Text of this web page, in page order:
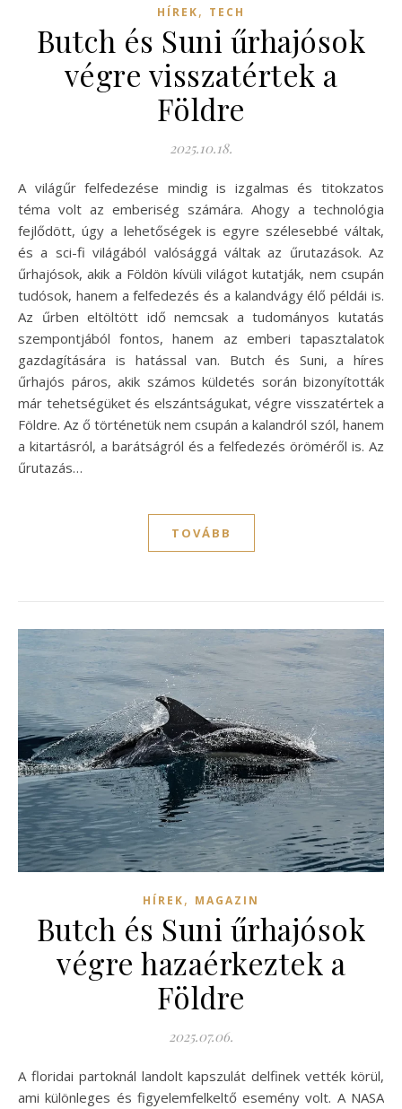
HÍREK, TECH
Butch és Suni űrhajósok
végre visszatértek a
Földre
2025.10.18.
A világűr felfedezése mindig is izgalmas és titokzatos
téma volt az emberiség számára. Ahogy a technológia
fejlődött, úgy a lehetőségek is egyre szélesebbé váltak,
és a sci-fi világából valósággá váltak az űrutazások. Az
űrhajósok, akik a Földön kívüli világot kutatják, nem csupán
tudósok, hanem a felfedezés és a kalandvágy élő példái is.
Az űrben eltöltött idő nemcsak a tudományos kutatás
szempontjából fontos, hanem az emberi tapasztalatok
gazdagítására is hatással van. Butch és Suni, a híres
űrhajós páros, akik számos küldetés során bizonyították
már tehetségüket és elszántságukat, végre visszatértek a
Földre. Az ő történetük nem csupán a kalandról szól, hanem
a kitartásról, a barátságról és a felfedezés öröméről is. Az
űrutazás…
TOVÁBB
HÍREK, MAGAZIN
Butch és Suni űrhajósok
végre hazaérkeztek a
Földre
2025.07.06.
A floridai partoknál landolt kapszulát delfinek vették körül,
ami különleges és figyelemfelkeltő esemény volt. A NASA